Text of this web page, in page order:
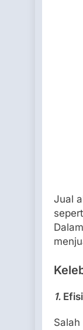
Jual
1.